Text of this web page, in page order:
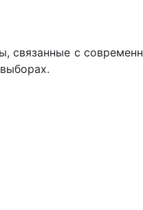
связанные с